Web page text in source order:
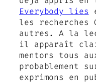
Everybody lies
les recherches
autres. A la
il apparaît
mentons tous
probablement
exprimons en